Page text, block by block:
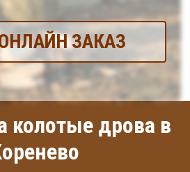
ЗАКАЗ
дрова в